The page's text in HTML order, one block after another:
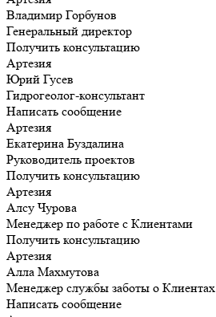
Владимир Горбунов
Генеральный директор
Получить консультацию
Артезия
Юрий Гусев
Гидрогеолог-консультант
Написать сообщение
Артезия
Екатерина Буздалина
Руководитель проектов
Получить консультацию
Артезия
Алсу Чурова
Менеджер по работе с Клиентами
Получить консультацию
Артезия
Алла Махмутова
Менеджер службы заботы о Клиентах
Написать сообщение